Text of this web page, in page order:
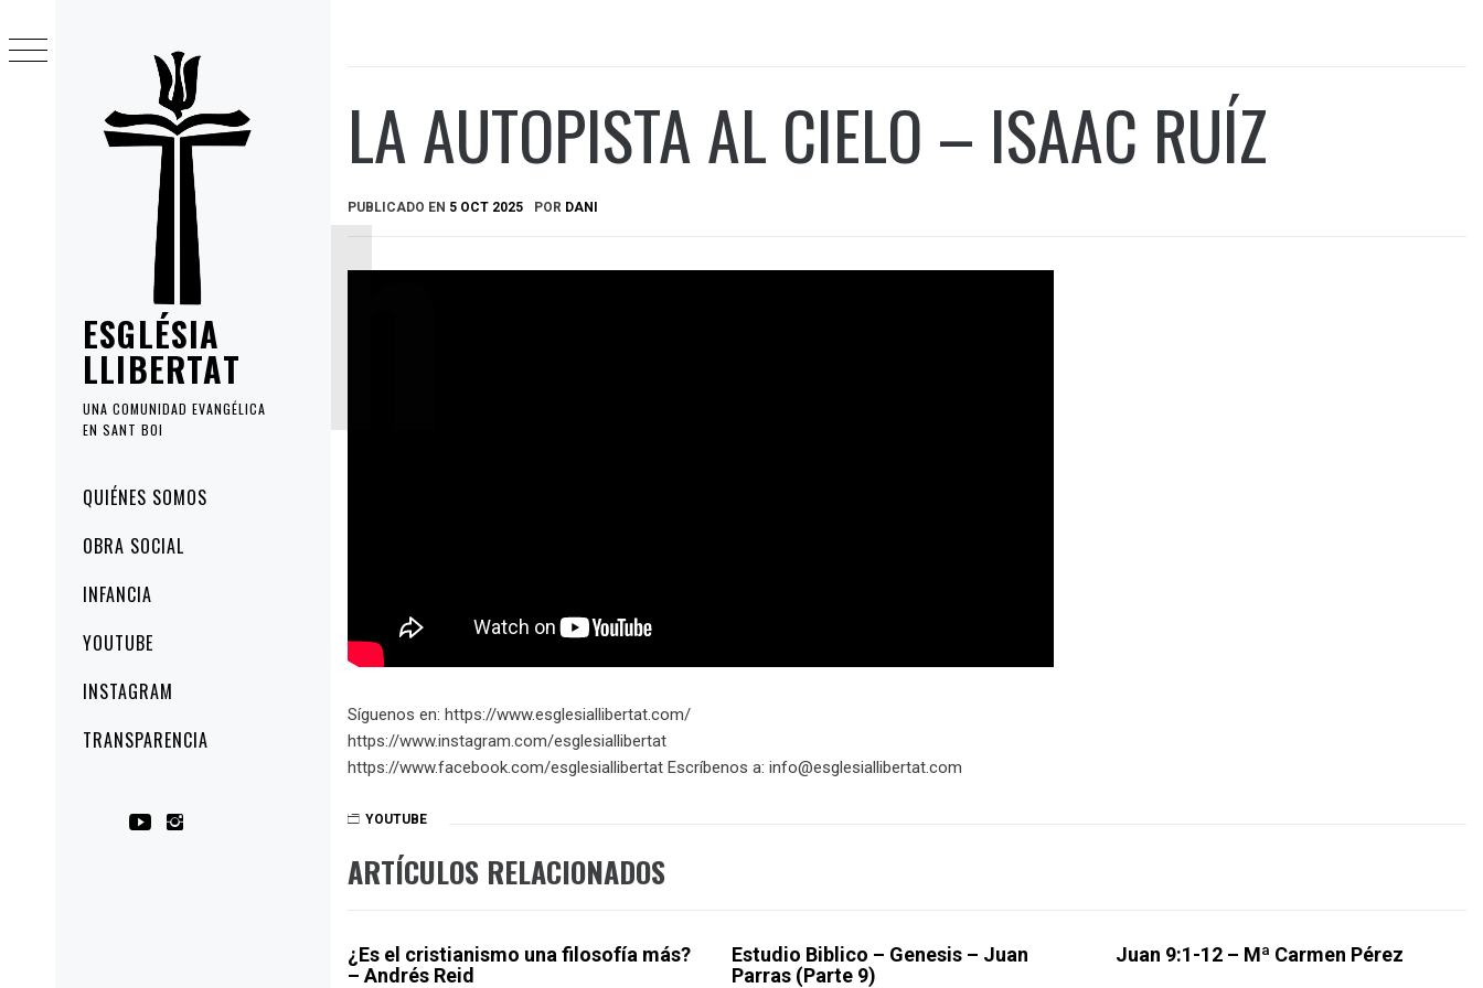
ESGLÉSIA
LLIBERTAT
UNA COMUNIDAD EVANGÉLICA
EN SANT BOI
principal
QUIÉNES SOMOS
OBRA SOCIAL
INFANCIA
YOUTUBE
INSTAGRAM
TRANSPARENCIA
al
contenido
LA AUTOPISTA AL CIELO – ISAAC RUÍZ
PUBLICADO EN 5 OCT 2025 POR DANI
Síguenos en: https://www.esglesiallibertat.com/​​​
https://www.instagram.com/esglesiallibertat
https://www.facebook.com/esglesiallibertat Escríbenos a: info@esglesiallibertat.com
YOUTUBE
ARTÍCULOS RELACIONADOS
¿Es el cristianismo una filosofía más?
– Andrés Reid
Estudio Biblico – Genesis – Juan
Parras (Parte 9)
Juan 9:1-12 – Mª Carmen Pérez